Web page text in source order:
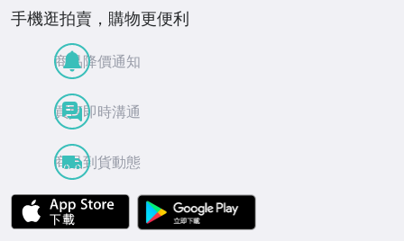
手機逛拍賣，購物更便利
商品降價通知
買賣即時溝通
商品到貨動態
APP Store